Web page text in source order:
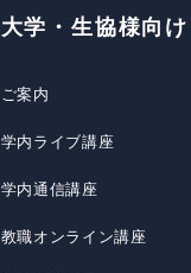
大学・生協様向け
ご案内
学内ライブ講座
学内通信講座
教職オンライン講座